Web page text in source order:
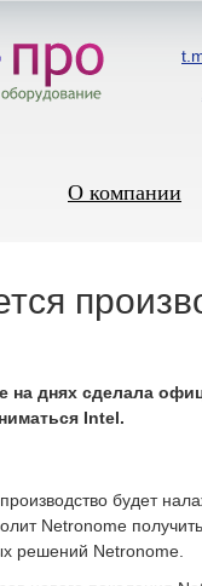
О компании
на днях сделала
Intel.
будет
Netronome
решений Netronome.